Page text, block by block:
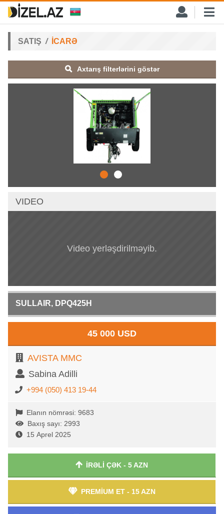
SATIŞ İCARƏ
Axtarış filterlərini göstər
VIDEO
Video yerləşdirilməyib.
SULLAIR, DPQ425H
45 000 USD
AVISTA MMC
Sabina Adilli
+994 (050) 413 19-44
Elanın nömrəsi: 9683
Baxış sayı: 2993
15 Aprel 2025
İRƏLİ ÇƏK - 5 AZN
PREMİUM ET - 15 AZN